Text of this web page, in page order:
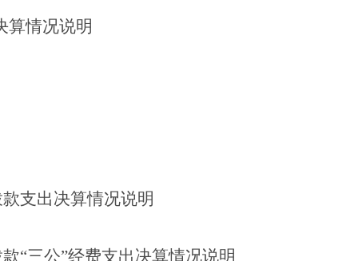
算情况说明
支出决算情况说明
“三公”经费支出决算情况说明